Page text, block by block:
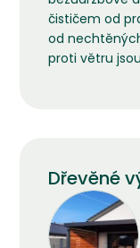
čističem od
od
proti větru
Dřevěné